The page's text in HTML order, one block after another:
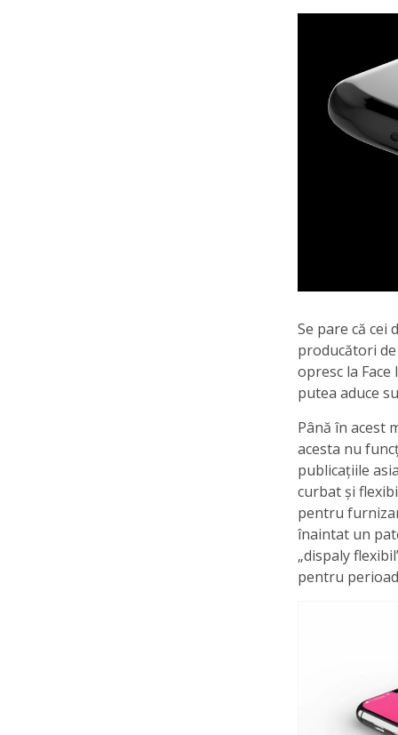
Se pare că cei
producători
opresc la
putea aduce
Până în acest
acesta nu
publicațiile
curbat și
pentru
înaintat un
„dispaly
pentru